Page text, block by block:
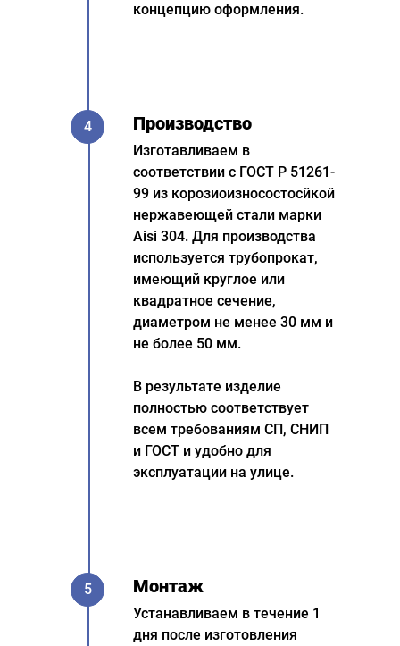
концепцию оформления.
4 Производство
Изготавливаем в
соответствии с ГОСТ Р 51261-
99 из корозиоизносостосйкой
нержавеющей стали марки
Aisi 304. Для производства
используется трубопрокат,
имеющий круглое или
квадратное сечение,
диаметром не менее 30 мм и
не более 50 мм.
В результате изделие
полностью соответствует
всем требованиям СП, СНИП
и ГОСТ и удобно для
эксплуатации на улице.
5 Монтаж
Устанавливаем в течение 1
дня после изготовления